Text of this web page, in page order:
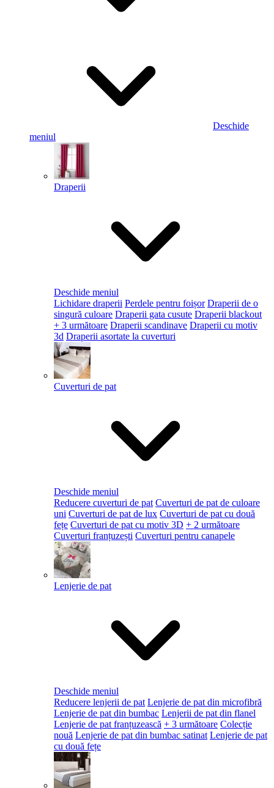
Deschide
meniul
Draperii
Deschide meniul
Lichidare draperii Perdele pentru foișor Draperii de o
singură culoare Draperii gata cusute Draperii blackout
+ 3 următoare Draperii scandinave Draperii cu motiv
3d Draperii asortate la cuverturi
Cuverturi de pat
Deschide meniul
Reducere cuverturi de pat Cuverturi de pat de culoare
uni Cuverturi de pat de lux Cuverturi de pat cu două
fețe Cuverturi de pat cu motiv 3D + 2 următoare
Cuverturi franțuzești Cuverturi pentru canapele
Lenjerie de pat
Deschide meniul
Reducere lenjerii de pat Lenjerie de pat din microfibră
Lenjerie de pat din bumbac Lenjerii de pat din flanel
Lenjerie de pat franțuzească + 3 următoare Colecție
nouă Lenjerie de pat din bumbac satinat Lenjerie de pat
cu două fețe